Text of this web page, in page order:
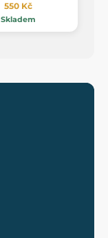
550 Kč
Skladem